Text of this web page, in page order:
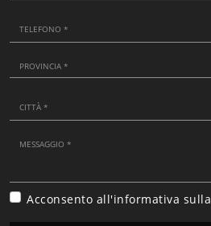
Acconsento all'informativa sulla